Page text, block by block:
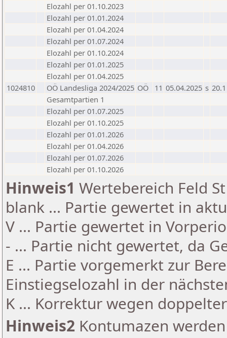
Elozahl per 01.10.2023
Elozahl per 01.01.2024
Elozahl per 01.04.2024
Elozahl per 01.07.2024
Elozahl per 01.10.2024
Elozahl per 01.01.2025
Elozahl per 01.04.2025
1024810
OÖ Landesliga 2024/2025 OÖ 11 05.04.2025 s 20.1
Gesamtpartien 1
Elozahl per 01.07.2025
Elozahl per 01.10.2025
Elozahl per 01.01.2026
Elozahl per 01.04.2026
Elozahl per 01.07.2026
Elozahl per 01.10.2026
Hinweis1 Wertebereich Feld
blank ... Partie gewertet in
V ... Partie gewertet in
- ... Partie nicht gewertet, da
E ... Partie vorgemerkt zur
Einstiegselozahl in der
K ... Korrektur wegen
Hinweis2 Kontumazen